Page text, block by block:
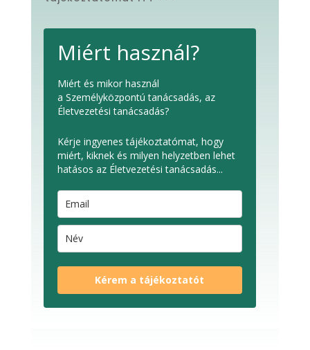
Miért használ?
Miért és mikor használ
a Személyközpontú tanácsadás, az
Életvezetési tanácsadás?
Kérje ingyenes tájékoztatómat, hogy
miért, kiknek és milyen helyzetben lehet
hatásos az Életvezetési tanácsadás...
Kérem a tájékoztatót